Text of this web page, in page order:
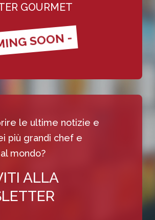
GOURMET
SOON -
le ultime notizie e
più grandi chef e
mondo?
ALLA